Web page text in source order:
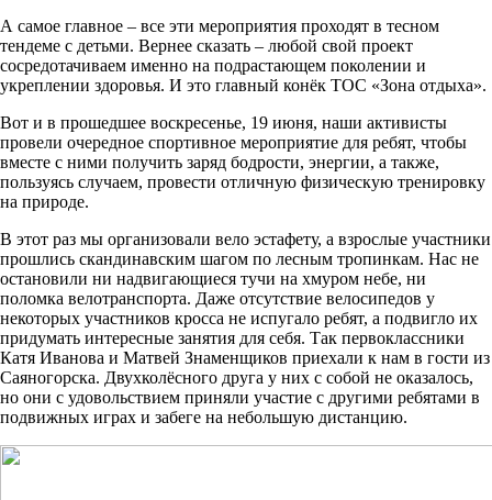
А самое главное – все эти мероприятия проходят в тесном
тендеме с детьми. Вернее сказать – любой свой проект
сосредотачиваем именно на подрастающем поколении и
укреплении здоровья. И это главный конёк ТОС «Зона отдыха».
Вот и в прошедшее воскресенье, 19 июня, наши активисты
провели очередное спортивное мероприятие для ребят, чтобы
вместе с ними получить заряд бодрости, энергии, а также,
пользуясь случаем, провести отличную физическую тренировку
на природе.
В этот раз мы организовали вело эстафету, а взрослые участники
прошлись скандинавским шагом по лесным тропинкам. Нас не
остановили ни надвигающиеся тучи на хмуром небе, ни
поломка велотранспорта. Даже отсутствие велосипедов у
некоторых участников кросса не испугало ребят, а подвигло их
придумать интересные занятия для себя. Так первоклассники
Катя Иванова и Матвей Знаменщиков приехали к нам в гости из
Саяногорска. Двухколёсного друга у них с собой не оказалось,
но они с удовольствием приняли участие с другими ребятами в
подвижных играх и забеге на небольшую дистанцию.